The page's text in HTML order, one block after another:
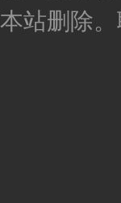
本站删除